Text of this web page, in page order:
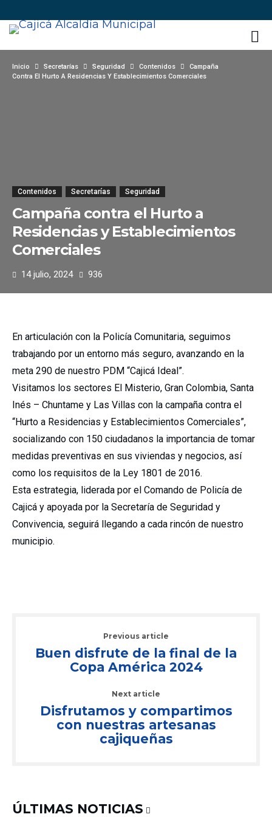
Inicio Secretarías Seguridad Contenidos
Campaña
Contra El Hurto A Residencias Y Establecimientos Comerciales
Contenidos Secretarías Seguridad
Campaña contra el Hurto a
Residencias y Establecimientos
Comerciales
14 julio, 2024 936
En articulación con la Policía Comunitaria, seguimos
trabajando por un entorno más seguro, avanzando en la
meta 290 de nuestro PDM “Cajicá Ideal”.
Visitamos los sectores El Misterio, Gran Colombia, Santa
Inés – Chuntame y Las Villas con la campaña contra el
“Hurto a Residencias y Establecimientos Comerciales”,
socializando con 150 ciudadanos la importancia de tomar
medidas preventivas en sus viviendas y negocios, así
como los requisitos de la Ley 1801 de 2016.
Esta estrategia, liderada por el Comando de Policía de
Cajicá y apoyada por la Secretaría de Seguridad y
Convivencia, seguirá llegando a cada rincón de nuestro
municipio.
Previous article
Buen disfrute de la final de la
Copa América 2024
Next article
Disfrutamos y compartimos
con nuestras artesanas
cajiqueñas
ÚLTIMAS NOTICIAS